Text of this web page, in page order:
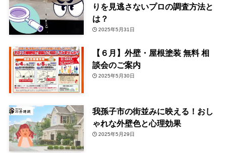
りを見逃さないプロの調査方法と
は？
2025年5月31日
【６月】外壁・屋根塗装 無料 相
談会のご案内
2025年5月30日
我孫子市の街並みに映える！おし
ゃれな外壁色と心理効果
2025年5月29日